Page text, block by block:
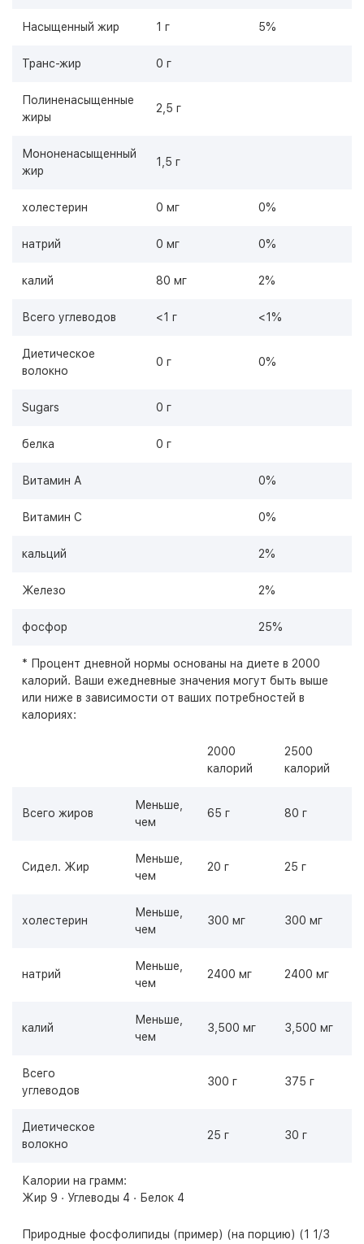
Насыщенный жир 1 г 5%
Транс-жир 0 г
Полиненасыщенные
жиры
2,5 г
Мононенасыщенный
жир
1,5 г
холестерин 0 мг 0%
натрий 0 мг 0%
калий 80 мг 2%
Всего углеводов <1 г <1%
Диетическое
волокно
0 г 0%
Sugars 0 г
белка 0 г
Витамин А 0%
Витамин С 0%
кальций 2%
Железо 2%
фосфор 25%
* Процент дневной нормы основаны на диете в 2000
калорий. Ваши ежедневные значения могут быть выше
или ниже в зависимости от ваших потребностей в
калориях:
2000
калорий
2500
калорий
Всего жиров
Меньше,
чем
65 г 80 г
Сидел. Жир
Меньше,
чем
20 г 25 г
холестерин
Меньше,
чем
300 мг 300 мг
натрий
Меньше,
чем
2400 мг 2400 мг
калий
Меньше,
чем
3,500 мг 3,500 мг
Всего
углеводов
300 г 375 г
Диетическое
волокно
25 г 30 г
Калории на грамм:
Жир 9 · Углеводы 4 · Белок 4
Природные фосфолипиды (пример) (на порцию) (1 1/3